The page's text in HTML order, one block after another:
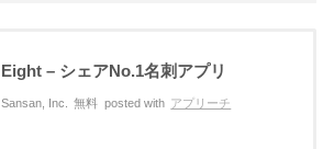
Eight – シェアNo.1名刺アプリ
Sansan, Inc. 無料 posted with アプリーチ